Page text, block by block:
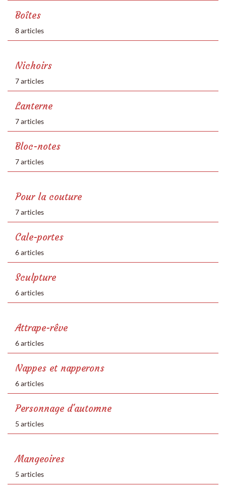
Boîtes
8 articles
Nichoirs
7 articles
Lanterne
7 articles
Bloc-notes
7 articles
Pour la couture
7 articles
Cale-portes
6 articles
Sculpture
6 articles
Attrape-rêve
6 articles
Nappes et napperons
6 articles
Personnage d'automne
5 articles
Mangeoires
5 articles